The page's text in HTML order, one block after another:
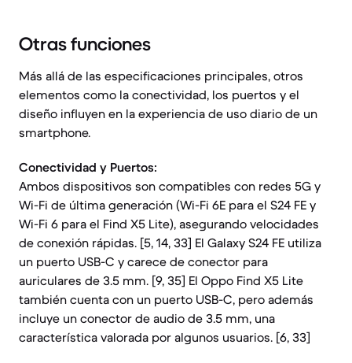
Otras funciones
Más allá de las especificaciones principales, otros
elementos como la conectividad, los puertos y el
diseño influyen en la experiencia de uso diario de un
smartphone.
Conectividad y Puertos:
Ambos dispositivos son compatibles con redes 5G y
Wi-Fi de última generación (Wi-Fi 6E para el S24 FE y
Wi-Fi 6 para el Find X5 Lite), asegurando velocidades
de conexión rápidas. [5, 14, 33] El Galaxy S24 FE utiliza
un puerto USB-C y carece de conector para
auriculares de 3.5 mm. [9, 35] El Oppo Find X5 Lite
también cuenta con un puerto USB-C, pero además
incluye un conector de audio de 3.5 mm, una
característica valorada por algunos usuarios. [6, 33]